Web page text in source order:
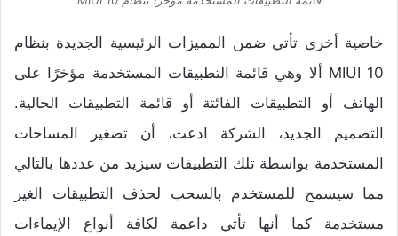
خاصية أخرى تأتي ضمن المميزات الرئيسية الجديدة بنظام
MIUI 10 ألا وهي قائمة التطبيقات المستخدمة مؤخرًا على
الهاتف أو التطبيقات الفائتة أو قائمة التطبيقات الحالية.
التصميم الجديد، الشركة ادعت، أن تصغير المساحات
المستخدمة بواسطة تلك التطبيقات سيزيد من عددها بالتالي
مما سيسمح للمستخدم بالسحب لحذف التطبيقات الغير
مستخدمة كما أنها تأتي داعمة لكافة أنواع الإيماءات